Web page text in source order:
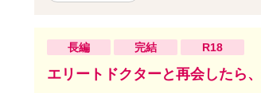
より深くなり
婦✦ 2023年第16
りがとうござい
ちしかしてませ
長編 完結 R18
エリートドクターと再会したら